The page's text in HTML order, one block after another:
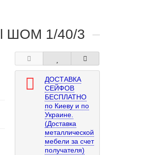
ШОМ 1/40/3
ДОСТАВКА
СЕЙФОВ
БЕСПЛАТНО
по Киеву и по
Украине.
(Доставка
металлической
мебели за счет
получателя)